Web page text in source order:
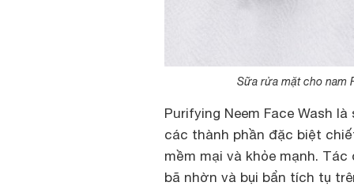
Sữa rửa mặt cho nam
Purifying Neem Face Wash
các thành phần đặc biệt
mềm mại và khỏe mạnh.
bã nhờn và bụi bẩn tích tụ